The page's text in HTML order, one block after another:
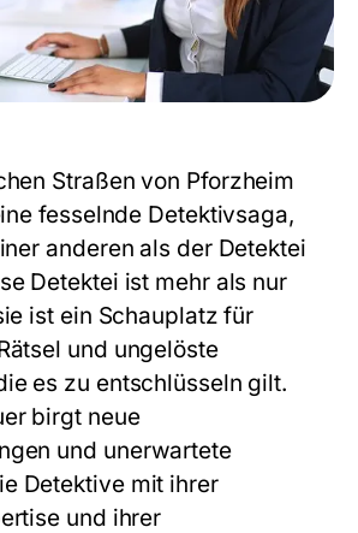
Straßen von Pforzheim
fesselnde Detektivsaga,
anderen als der Detektei
Detektei ist mehr als nur
ist ein Schauplatz für
und ungelöste
es zu entschlüsseln gilt.
birgt neue
und unerwartete
Detektive mit ihrer
und ihrer